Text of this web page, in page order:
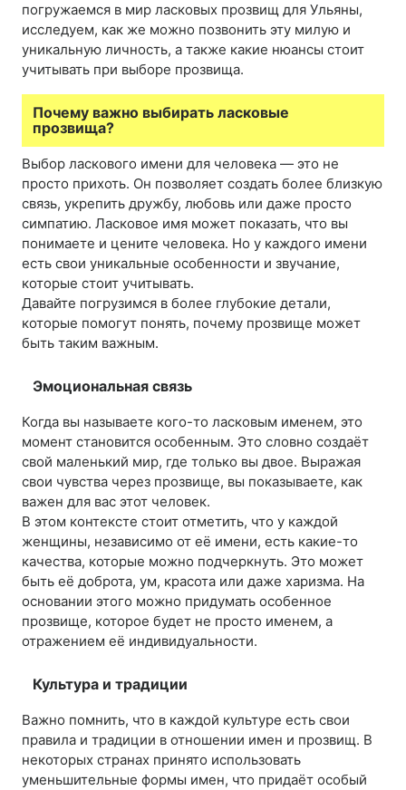
погружаемся в мир ласковых прозвищ для Ульяны,
исследуем, как же можно позвонить эту милую и
уникальную личность, а также какие нюансы стоит
учитывать при выборе прозвища.
Почему важно выбирать ласковые
прозвища?
Выбор ласкового имени для человека — это не
просто прихоть. Он позволяет создать более близкую
связь, укрепить дружбу, любовь или даже просто
симпатию. Ласковое имя может показать, что вы
понимаете и цените человека. Но у каждого имени
есть свои уникальные особенности и звучание,
которые стоит учитывать.
Давайте погрузимся в более глубокие детали,
которые помогут понять, почему прозвище может
быть таким важным.
Эмоциональная связь
Когда вы называете кого-то ласковым именем, это
момент становится особенным. Это словно создаёт
свой маленький мир, где только вы двое. Выражая
свои чувства через прозвище, вы показываете, как
важен для вас этот человек.
В этом контексте стоит отметить, что у каждой
женщины, независимо от её имени, есть какие-то
качества, которые можно подчеркнуть. Это может
быть её доброта, ум, красота или даже харизма. На
основании этого можно придумать особенное
прозвище, которое будет не просто именем, а
отражением её индивидуальности.
Культура и традиции
Важно помнить, что в каждой культуре есть свои
правила и традиции в отношении имен и прозвищ. В
некоторых странах принято использовать
уменьшительные формы имен, что придаёт особый